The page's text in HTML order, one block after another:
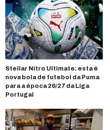
Stellar Nitro Ultimate: esta é
nova bola de futebol da Puma
para a época 26/27 da Liga
Portugal